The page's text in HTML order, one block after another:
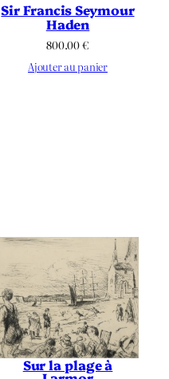
Sir Francis Seymour
Haden
800.00€
Ajouter au panier
Sur la plage à